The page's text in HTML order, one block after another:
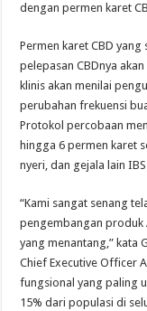
dengan permen karet
Permen karet CBD
pelepasan CBDnya
klinis akan menilai
perubahan frekuensi
Protokol percobaan
hingga 6 permen karet
nyeri, dan gejala lain
“Kami sangat senang
pengembangan produk
yang menantang,” kata
Chief Executive Officer
fungsional yang paling
15% dari populasi di